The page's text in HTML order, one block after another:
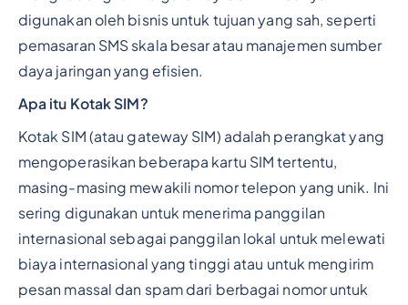
digunakan oleh bisnis untuk tujuan yang sah, seperti
pemasaran SMS skala besar atau manajemen sumber
daya jaringan yang efisien.
Apa itu Kotak SIM?
Kotak SIM (atau gateway SIM) adalah perangkat yang
mengoperasikan beberapa kartu SIM tertentu,
masing-masing mewakili nomor telepon yang unik. Ini
sering digunakan untuk menerima panggilan
internasional sebagai panggilan lokal untuk melewati
biaya internasional yang tinggi atau untuk mengirim
pesan massal dan spam dari berbagai nomor untuk